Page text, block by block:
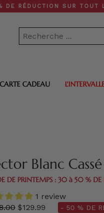
SUR TOUT LE SITE
CARTE CADEAU
Blanc
DE PRINTEMPS : 30 à 50 %
1 review
$129.99 - 50 % DE